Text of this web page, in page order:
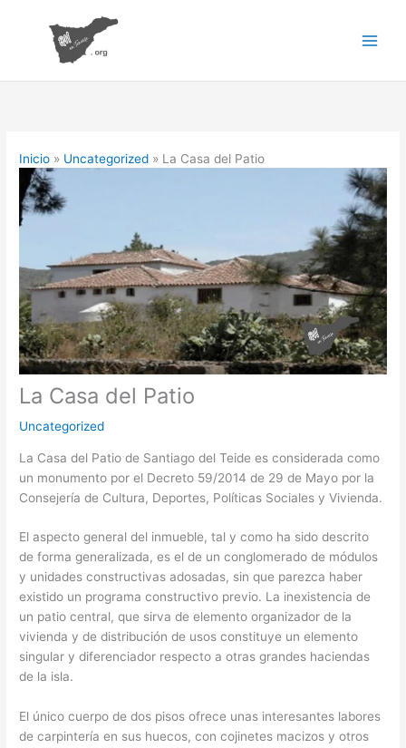
contenido
Inicio Uncategorized La Casa del Patio
La Casa del Patio
Uncategorized
La Casa del Patio de Santiago del Teide es considerada como
un monumento por el Decreto 59/2014 de 29 de Mayo por la
Consejería de Cultura, Deportes, Políticas Sociales y Vivienda.
El aspecto general del inmueble, tal y como ha sido descrito
de forma generalizada, es el de un conglomerado de módulos
y unidades constructivas adosadas, sin que parezca haber
existido un programa constructivo previo. La inexistencia de
un patio central, que sirva de elemento organizador de la
vivienda y de distribución de usos constituye un elemento
singular y diferenciador respecto a otras grandes haciendas
de la isla.
El único cuerpo de dos pisos ofrece unas interesantes labores
de carpintería en sus huecos, con cojinetes macizos y otros